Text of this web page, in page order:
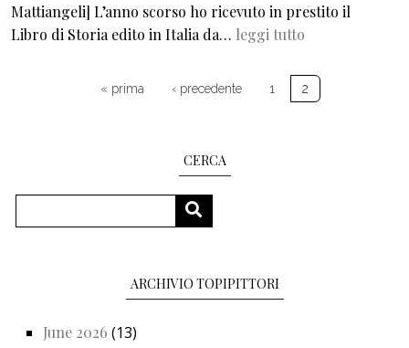
Mattiangeli] L’anno scorso ho ricevuto in prestito il
Libro di Storia edito in Italia da… leggi tutto
« prima First page
‹ precedentePrevious page
1 2
CERCA
SEARCH
ARCHIVIO TOPIPITTORI
June 2026 (13)